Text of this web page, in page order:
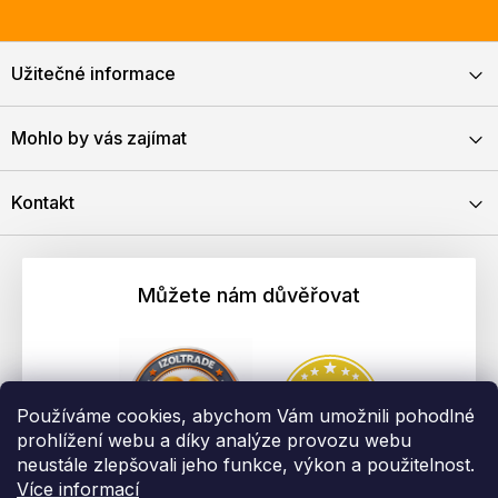
Používáme cookies, abychom Vám umožnili pohodlné
prohlížení webu a díky analýze provozu webu
neustále zlepšovali jeho funkce, výkon a použitelnost.
Více informací
Užitečné informace
Mohlo by vás zajímat
Kontakt
Můžete nám důvěřovat